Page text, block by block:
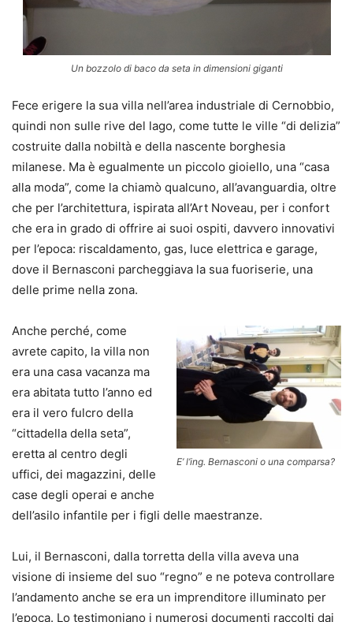
Un bozzolo di baco da seta in dimensioni giganti
Fece erigere la sua villa nell’area industriale di Cernobbio,
quindi non sulle rive del lago, come tutte le ville “di delizia”
costruite dalla nobiltà e della nascente borghesia
milanese. Ma è egualmente un piccolo gioiello, una “casa
alla moda”, come la chiamò qualcuno, all’avanguardia, oltre
che per l’architettura, ispirata all’Art Noveau, per i confort
che era in grado di offrire ai suoi ospiti, davvero innovativi
per l’epoca: riscaldamento, gas, luce elettrica e garage,
dove il Bernasconi parcheggiava la sua fuoriserie, una
delle prime nella zona.
E’ l’ing. Bernasconi o una comparsa?
Anche perché, come
avrete capito, la villa non
era una casa vacanza ma
era abitata tutto l’anno ed
era il vero fulcro della
“cittadella della seta”,
eretta al centro degli
uffici, dei magazzini, delle
case degli operai e anche
dell’asilo infantile per i figli delle maestranze.
Lui, il Bernasconi, dalla torretta della villa aveva una
visione di insieme del suo “regno” e ne poteva controllare
l’andamento anche se era un imprenditore illuminato per
l’epoca. Lo testimoniano i numerosi documenti raccolti dai